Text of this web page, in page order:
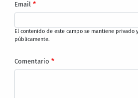
Email
El contenido de este campo se mantiene privado
públicamente.
Comentario